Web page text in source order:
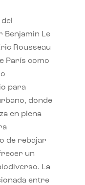
Benjamin Le
Rousseau
París como
para
donde
en plena
de rebajar
un
La
entre